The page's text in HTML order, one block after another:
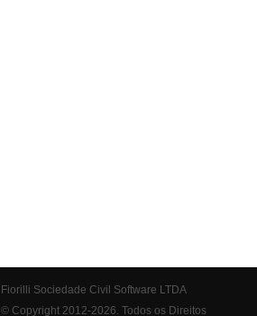
Fiorilli Sociedade Civil Software LTDA
© Copyright 2012-2026. Todos os Direitos